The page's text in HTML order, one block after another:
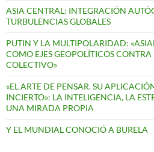
ASIA CENTRAL: INTEGRACIÓN
TURBULENCIAS GLOBALES
PUTIN Y LA MULTIPOLARIDAD:
COMO EJES GEOPOLÍTICOS
COLECTIVO»
«EL ARTE DE PENSAR. SU
INCIERTO»: LA INTELIGENCIA, LA
UNA MIRADA PROPIA
Y EL MUNDIAL CONOCIÓ A BURELA